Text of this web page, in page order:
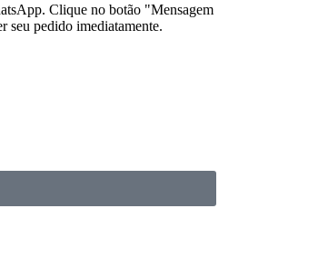
Clique no botão "Mensagem
seu pedido imediatamente.